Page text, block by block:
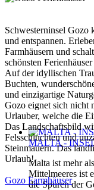
MALTA -
Malta ist mehr
Mittelmeeres ist
die Spuren der
Schwesterninsel Gozo
und entspannen.
Farmhäusern und
schönsten
Auf der idyllischen
Buchten,
und einzigartige
Gozo eignet sich nicht
Urlauber, welche die
Das Landschaftsbild
Felsschluchten und
Steinmauern. Das
Urlaub!
Gozo Farmhäuser